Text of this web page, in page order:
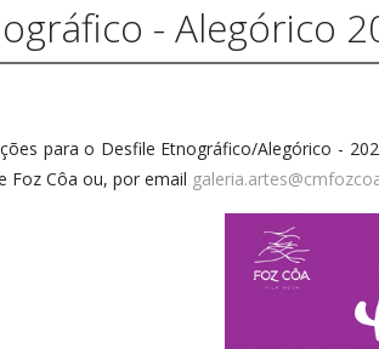
- Alegórico
para o Desfile Etnográfico/Alegórico -
Foz Côa ou, por email